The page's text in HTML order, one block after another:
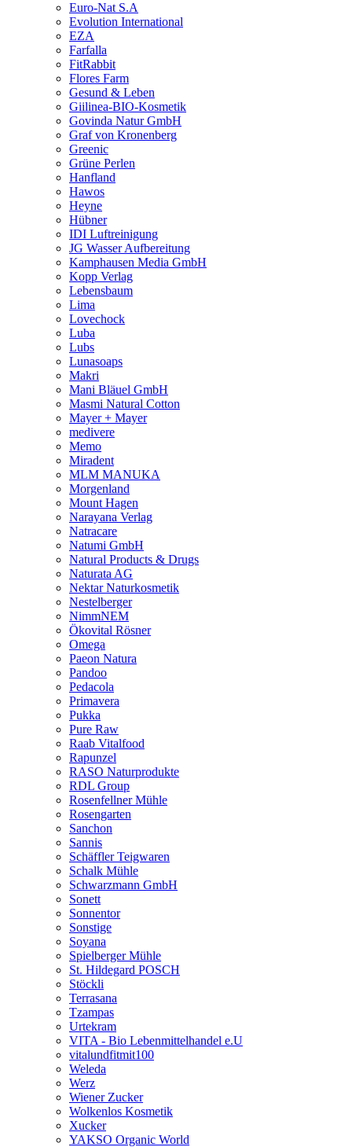
Euro-Nat S.A
Evolution International
EZA
Farfalla
FitRabbit
Flores Farm
Gesund & Leben
Giilinea-BIO-Kosmetik
Govinda Natur GmbH
Graf von Kronenberg
Greenic
Grüne Perlen
Hanfland
Hawos
Heyne
Hübner
IDI Luftreinigung
JG Wasser Aufbereitung
Kamphausen Media GmbH
Kopp Verlag
Lebensbaum
Lima
Lovechock
Luba
Lubs
Lunasoaps
Makri
Mani Bläuel GmbH
Masmi Natural Cotton
Mayer + Mayer
medivere
Memo
Miradent
MLM MANUKA
Morgenland
Mount Hagen
Narayana Verlag
Natracare
Natumi GmbH
Natural Products & Drugs
Naturata AG
Nektar Naturkosmetik
Nestelberger
NimmNEM
Ökovital Rösner
Omega
Paeon Natura
Pandoo
Pedacola
Primavera
Pukka
Pure Raw
Raab Vitalfood
Rapunzel
RASO Naturprodukte
RDL Group
Rosenfellner Mühle
Rosengarten
Sanchon
Sannis
Schäffler Teigwaren
Schalk Mühle
Schwarzmann GmbH
Sonett
Sonnentor
Sonstige
Soyana
Spielberger Mühle
St. Hildegard POSCH
Stöckli
Terrasana
Tzampas
Urtekram
VITA - Bio Lebenmittelhandel e.U
vitalundfitmit100
Weleda
Werz
Wiener Zucker
Wolkenlos Kosmetik
Xucker
YAKSO Organic World